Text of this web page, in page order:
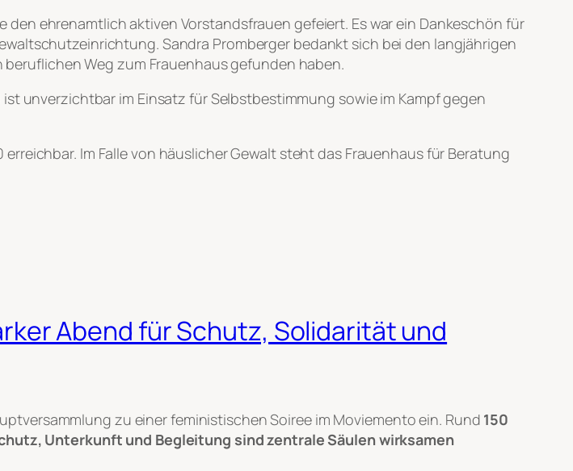
ehrenamtlich aktiven Vorstandsfrauen gefeiert. Es war ein Dankeschön für
Sandra Promberger bedankt sich bei den langjährigen
Weg zum Frauenhaus gefunden haben.
unverzichtbar im Einsatz für Selbstbestimmung sowie im Kampf gegen
Im Falle von häuslicher Gewalt steht das Frauenhaus für Beratung
Abend für Schutz, Solidarität und
zu einer feministischen Soiree im Moviemento ein. Rund 150
Unterkunft und Begleitung sind zentrale Säulen wirksamen